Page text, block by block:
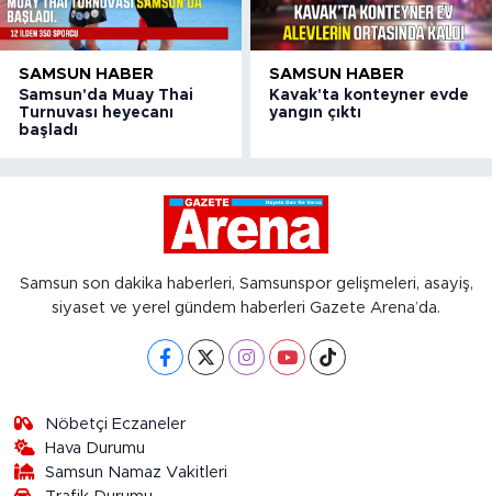
SAMSUN HABER
Samsun'da Muay Thai
Turnuvası heyecanı
başladı
SAMSUN HABER
Kavak'ta konteyner evde
yangın çıktı
Samsun son dakika haberleri, Samsunspor gelişmeleri, asayiş,
siyaset ve yerel gündem haberleri Gazete Arena’da.
Nöbetçi Eczaneler
Hava Durumu
Samsun Namaz Vakitleri